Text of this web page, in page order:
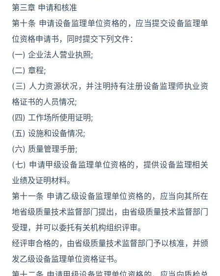
第三章 申请和核准
第十条 申请设备监理单位资格的，应当提交设备监理单
位资格申请书，同时提交下列文件：
(一) 企业法人营业执照;
(二) 章程;
(三) 人力资源状况，并注明持有注册设备监理师执业资
格证书的人员情况;
(四) 工作场所使用证明;
(五) 设施和设备情况;
(六) 质量管理手册;
(七) 申请甲级设备监理单位资格的，提供设备监理相关
业绩及证明材料。
第十一条 申请乙级设备监理单位资格的，应当向其所在
地省级质量技术监督部门提出，由省级质量技术监督部门
受理，并可以委托有关机构组织评审。
经评审合格的，由省级质量技术监督部门予以核准，并颁
发乙级设备监理单位资格证书。